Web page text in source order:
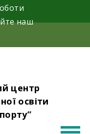
центр
освіти
наш